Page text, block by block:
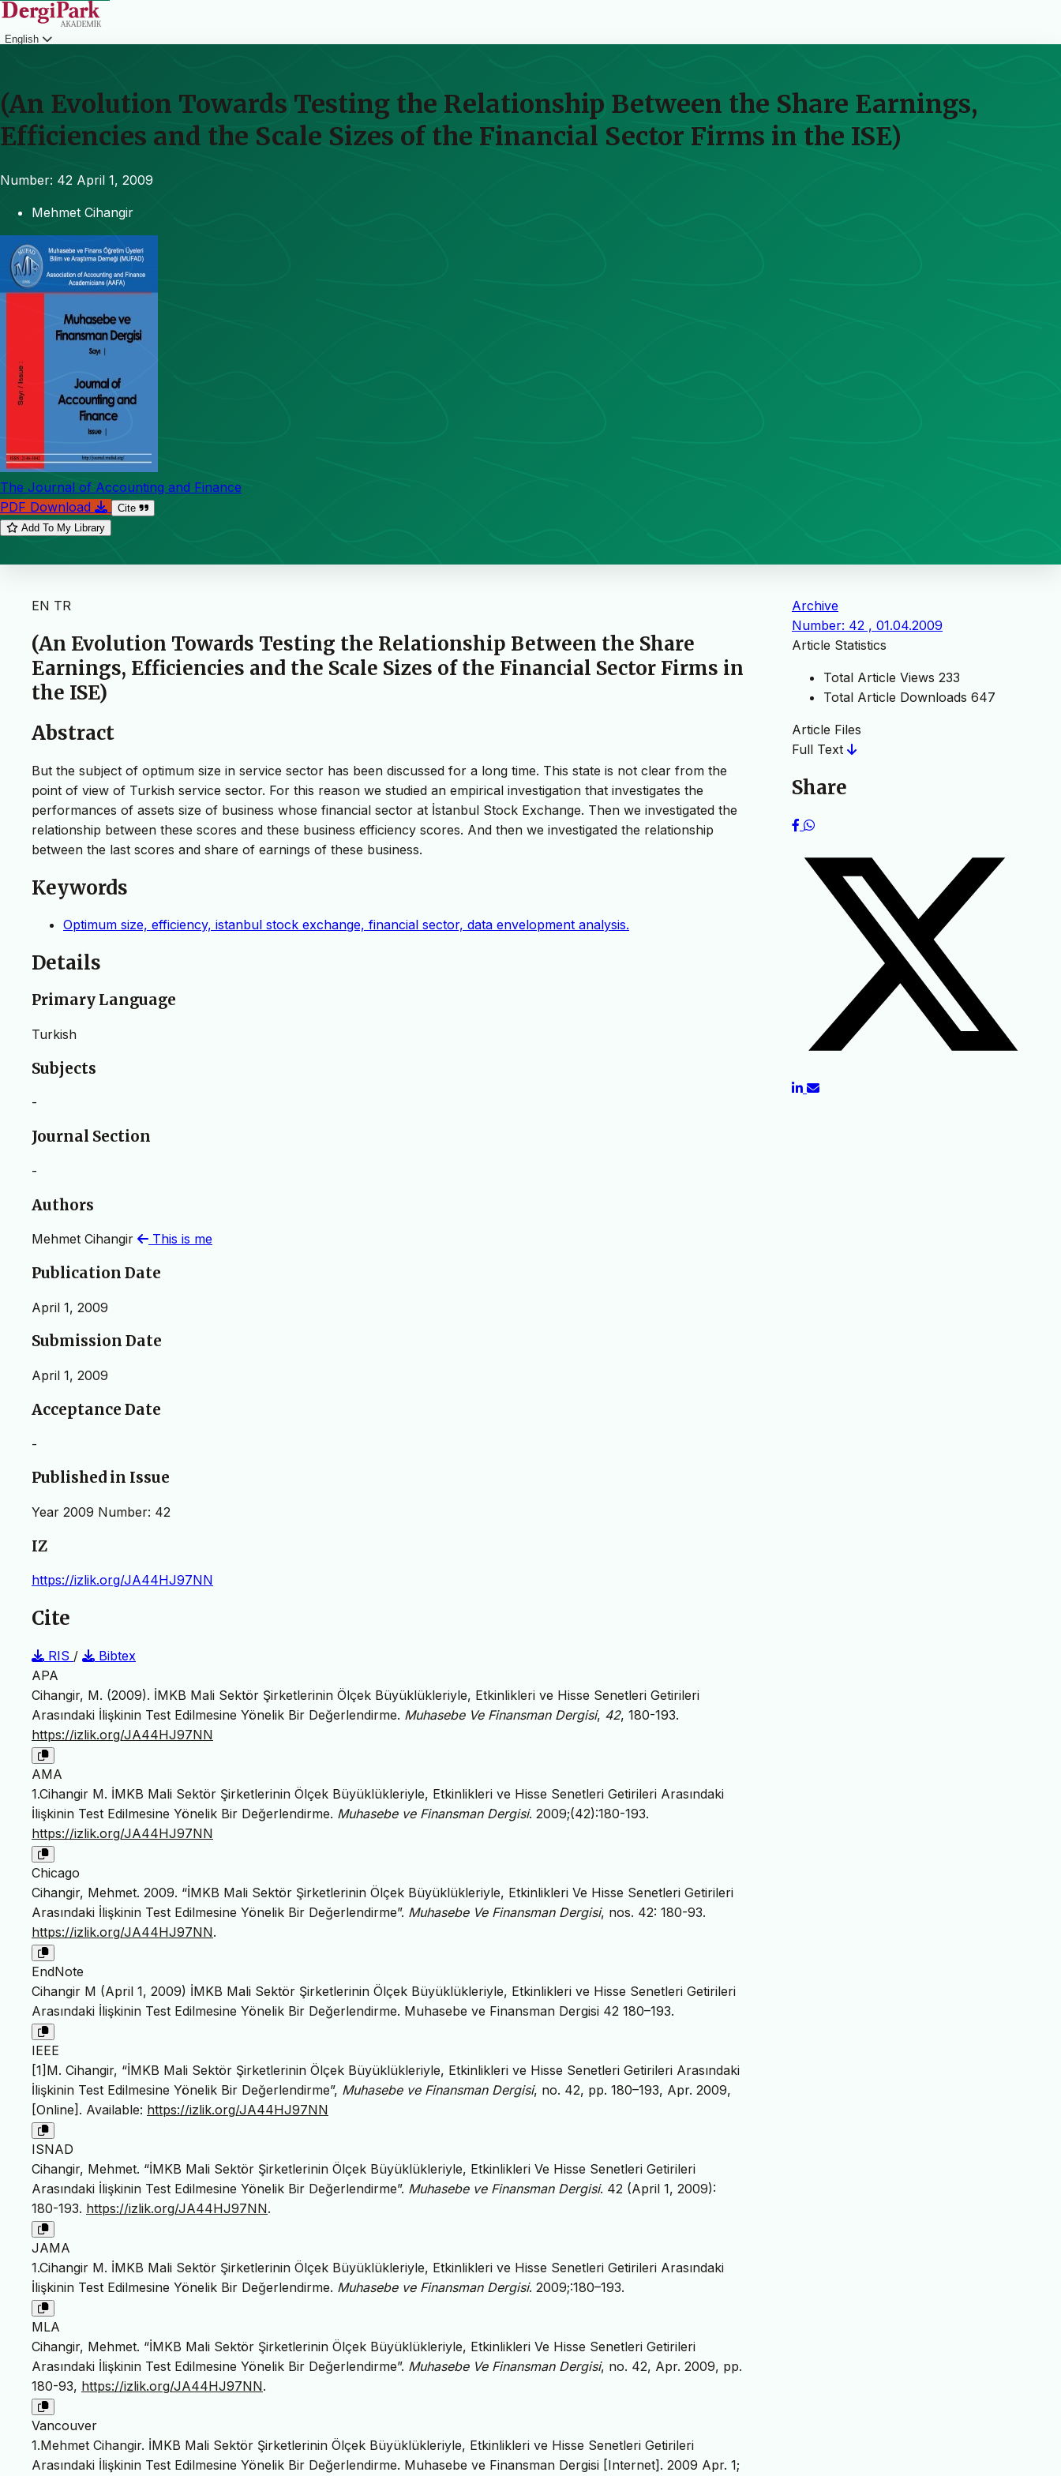
English
(An Evolution Towards Testing the Relationship Between the Share Earnings,
Efficiencies and the Scale Sizes of the Financial Sector Firms in the ISE)
Number: 42 April 1, 2009
Mehmet Cihangir
The Journal of Accounting and Finance
PDF Download
Cite
Add To My Library
EN TR
(An Evolution Towards Testing the Relationship Between the Share
Earnings, Efficiencies and the Scale Sizes of the Financial Sector Firms in
the ISE)
Abstract
But the subject of optimum size in service sector has been discussed for a long time. This state is not clear from the
point of view of Turkish service sector. For this reason we studied an empirical investigation that investigates the
performances of assets size of business whose financial sector at İstanbul Stock Exchange. Then we investigated the
relationship between these scores and these business efficiency scores. And then we investigated the relationship
between the last scores and share of earnings of these business.
Keywords
Optimum size, efficiency, istanbul stock exchange, financial sector, data envelopment analysis.
Details
Primary Language
Turkish
Subjects
-
Journal Section
-
Authors
Mehmet Cihangir This is me
Publication Date
April 1, 2009
Submission Date
April 1, 2009
Acceptance Date
-
Published in Issue
Year 2009 Number: 42
IZ
https://izlik.org/JA44HJ97NN
Cite
RIS /
Bibtex
APA
Cihangir, M. (2009). İMKB Mali Sektör Şirketlerinin Ölçek Büyüklükleriyle, Etkinlikleri ve Hisse Senetleri Getirileri
Arasındaki İlişkinin Test Edilmesine Yönelik Bir Değerlendirme. Muhasebe Ve Finansman Dergisi, 42, 180-193.
https://izlik.org/JA44HJ97NN
AMA
1.Cihangir M. İMKB Mali Sektör Şirketlerinin Ölçek Büyüklükleriyle, Etkinlikleri ve Hisse Senetleri Getirileri Arasındaki
İlişkinin Test Edilmesine Yönelik Bir Değerlendirme. Muhasebe ve Finansman Dergisi. 2009;(42):180-193.
https://izlik.org/JA44HJ97NN
Chicago
Cihangir, Mehmet. 2009. “İMKB Mali Sektör Şirketlerinin Ölçek Büyüklükleriyle, Etkinlikleri Ve Hisse Senetleri Getirileri
Arasındaki İlişkinin Test Edilmesine Yönelik Bir Değerlendirme”. Muhasebe Ve Finansman Dergisi, nos. 42: 180-93.
https://izlik.org/JA44HJ97NN.
EndNote
Cihangir M (April 1, 2009) İMKB Mali Sektör Şirketlerinin Ölçek Büyüklükleriyle, Etkinlikleri ve Hisse Senetleri Getirileri
Arasındaki İlişkinin Test Edilmesine Yönelik Bir Değerlendirme. Muhasebe ve Finansman Dergisi 42 180–193.
IEEE
[1]M. Cihangir, “İMKB Mali Sektör Şirketlerinin Ölçek Büyüklükleriyle, Etkinlikleri ve Hisse Senetleri Getirileri Arasındaki
İlişkinin Test Edilmesine Yönelik Bir Değerlendirme”, Muhasebe ve Finansman Dergisi, no. 42, pp. 180–193, Apr. 2009,
[Online]. Available: https://izlik.org/JA44HJ97NN
ISNAD
Cihangir, Mehmet. “İMKB Mali Sektör Şirketlerinin Ölçek Büyüklükleriyle, Etkinlikleri Ve Hisse Senetleri Getirileri
Arasındaki İlişkinin Test Edilmesine Yönelik Bir Değerlendirme”. Muhasebe ve Finansman Dergisi. 42 (April 1, 2009):
180-193. https://izlik.org/JA44HJ97NN.
JAMA
1.Cihangir M. İMKB Mali Sektör Şirketlerinin Ölçek Büyüklükleriyle, Etkinlikleri ve Hisse Senetleri Getirileri Arasındaki
İlişkinin Test Edilmesine Yönelik Bir Değerlendirme. Muhasebe ve Finansman Dergisi. 2009;:180–193.
MLA
Cihangir, Mehmet. “İMKB Mali Sektör Şirketlerinin Ölçek Büyüklükleriyle, Etkinlikleri Ve Hisse Senetleri Getirileri
Arasındaki İlişkinin Test Edilmesine Yönelik Bir Değerlendirme”. Muhasebe Ve Finansman Dergisi, no. 42, Apr. 2009, pp.
180-93, https://izlik.org/JA44HJ97NN.
Vancouver
1.Mehmet Cihangir. İMKB Mali Sektör Şirketlerinin Ölçek Büyüklükleriyle, Etkinlikleri ve Hisse Senetleri Getirileri
Arasındaki İlişkinin Test Edilmesine Yönelik Bir Değerlendirme. Muhasebe ve Finansman Dergisi [Internet]. 2009 Apr. 1;
Archive
Number: 42 , 01.04.2009
Article Statistics
Total Article Views 233
Total Article Downloads 647
Article Files
Full Text
Share